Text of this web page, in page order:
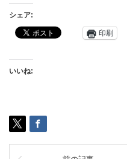
シェア:
印刷
いいね: